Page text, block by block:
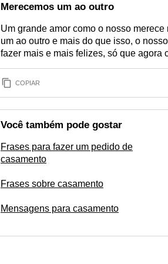
Merecemos um ao outro
Um grande amor como o nosso
um ao outro e mais do que isso, o
fazer mais e mais felizes, só que agora
COPIAR
Você também pode gostar
Frases para fazer um pedido de
casamento
Frases sobre casamento
Mensagens para casamento